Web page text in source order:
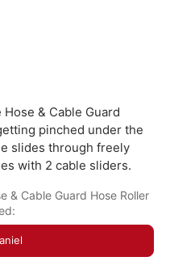
& Cable Guard
pinched under the
slides through freely
with 2 cable sliders.
& Cable Guard Hose Roller